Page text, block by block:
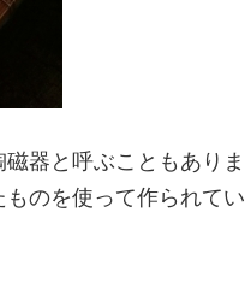
器と呼ぶこともありま
のを使って作られてい